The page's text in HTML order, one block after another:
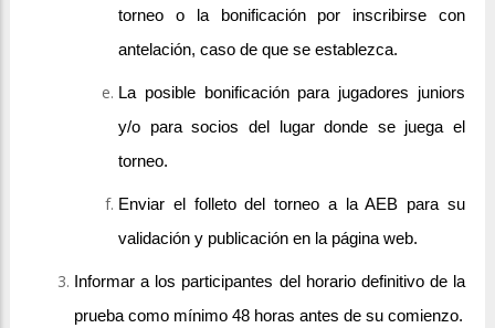
torneo o la bonificación por inscribirse con
antelación, caso de que se establezca.
La posible bonificación para jugadores juniors
y/o para socios del lugar donde se juega el
torneo.
Enviar el folleto del torneo a la AEB para su
validación y publicación en la página web.
Informar a los participantes del horario definitivo de la
prueba como mínimo 48 horas antes de su comienzo.